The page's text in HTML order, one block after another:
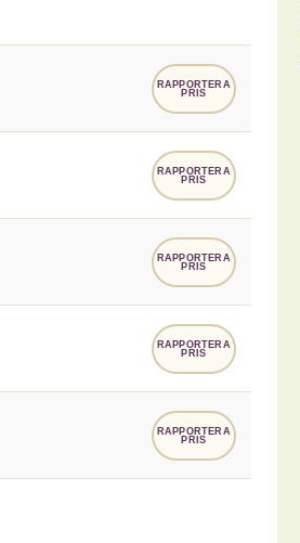
RAPPORTERA
PRIS
RAPPORTERA
PRIS
RAPPORTERA
PRIS
RAPPORTERA
PRIS
RAPPORTERA
PRIS